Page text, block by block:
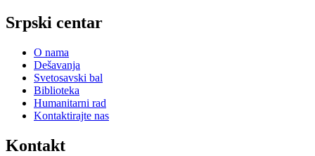
Srpski centar
O nama
Dešavanja
Svetosavski bal
Biblioteka
Humanitarni rad
Kontaktirajte nas
Kontakt